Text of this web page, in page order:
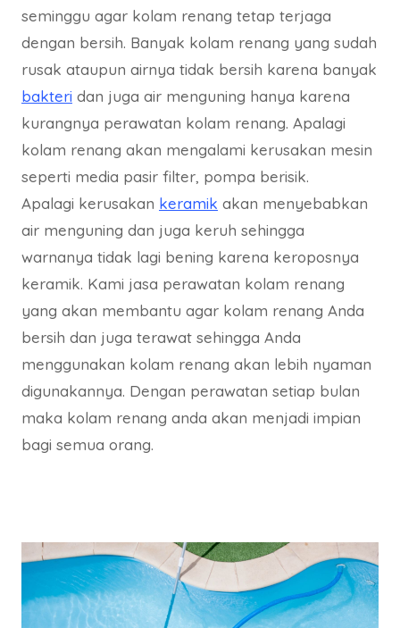
seminggu agar kolam renang tetap terjaga
dengan bersih. Banyak kolam renang yang sudah
rusak ataupun airnya tidak bersih karena banyak
bakteri dan juga air menguning hanya karena
kurangnya perawatan kolam renang. Apalagi
kolam renang akan mengalami kerusakan mesin
seperti media pasir filter, pompa berisik.
Apalagi kerusakan keramik akan menyebabkan
air menguning dan juga keruh sehingga
warnanya tidak lagi bening karena keroposnya
keramik. Kami jasa perawatan kolam renang
yang akan membantu agar kolam renang Anda
bersih dan juga terawat sehingga Anda
menggunakan kolam renang akan lebih nyaman
digunakannya. Dengan perawatan setiap bulan
maka kolam renang anda akan menjadi impian
bagi semua orang.